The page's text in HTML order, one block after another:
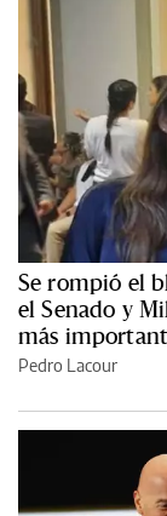
Se rompió el
el Senado y
más
Pedro Lacour